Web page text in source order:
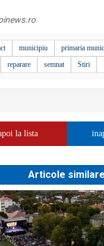
municipiu
primaria
reparare semnat Stiri
la lista
Articole similare